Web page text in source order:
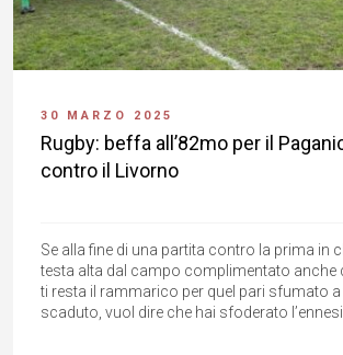
30 MARZO 2025
Rugby: beffa all’82mo per il
contro il Livorno
Se alla fine di una partita contro la prima in
testa alta dal campo complimentato anche
ti resta il rammarico per quel pari sfumato
scaduto, vuol dire che hai sfoderato